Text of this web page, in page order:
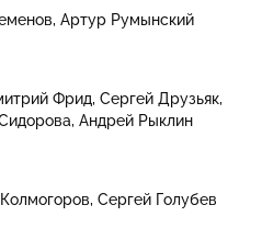
Артур Румынский
Фрид Сергей Друзьяк
Андрей Рыклин
Сергей Голубев